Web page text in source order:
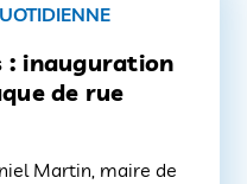
: inauguration
de rue
Martin, maire de